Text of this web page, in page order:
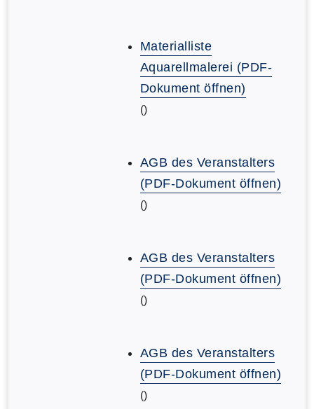
Materialliste
Aquarellmalerei (PDF-
Dokument öffnen)
()
AGB des Veranstalters
(PDF-Dokument öffnen)
()
AGB des Veranstalters
(PDF-Dokument öffnen)
()
AGB des Veranstalters
(PDF-Dokument öffnen)
()